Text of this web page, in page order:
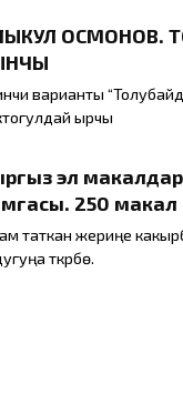
ОСМОНОВ.
варианты
ырчы
эл
250 макал
таткан жериңе
түкүрбө.